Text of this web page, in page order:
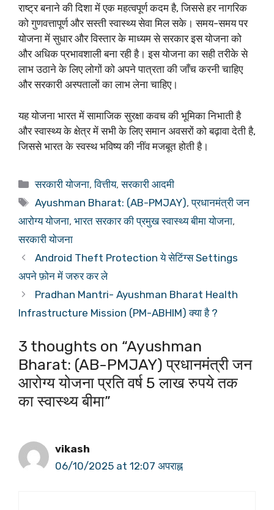
राष्ट्र बनाने की दिशा में एक महत्वपूर्ण कदम है, जिससे हर नागरिक
को गुणवत्तापूर्ण और सस्ती स्वास्थ्य सेवा मिल सके। समय-समय पर
योजना में सुधार और विस्तार के माध्यम से सरकार इस योजना को
और अधिक प्रभावशाली बना रही है। इस योजना का सही तरीके से
लाभ उठाने के लिए लोगों को अपने पात्रता की जाँच करनी चाहिए
और सरकारी अस्पतालों का लाभ लेना चाहिए।
यह योजना भारत में सामाजिक सुरक्षा कवच की भूमिका निभाती है
और स्वास्थ्य के क्षेत्र में सभी के लिए समान अवसरों को बढ़ावा देती है,
जिससे भारत के स्वस्थ भविष्य की नींव मजबूत होती है।
Categories
सरकारी योजना,वित्तीय,सरकारी आदमी
Tags
Ayushman Bharat: (AB-PMJAY),प्रधानमंत्री जन
आरोग्य योजना, भारत सरकार की प्रमुख स्वास्थ्य बीमा योजना,
सरकारी योजना
Android Theft Protection ये सेटिंग्स Settings
अपने फ़ोन में जरुर कर ले
Pradhan Mantri- Ayushman Bharat Health
Infrastructure Mission (PM-ABHIM) क्या है ?
3 thoughts on “Ayushman
Bharat: (AB-PMJAY) प्रधानमंत्री जन
आरोग्य योजना प्रति वर्ष 5 लाख रुपये तक
का स्वास्थ्य बीमा”
vikash
06/10/2025 at 12:07 अपराह्न